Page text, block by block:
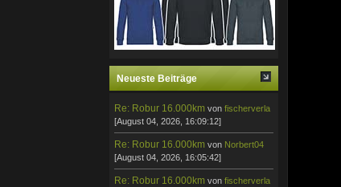
Neueste Beiträge
Re: Robur 16.000km vonfischerverla
[August 04, 2026, 16:09:12]
Re: Robur 16.000km von Norbert04
[August 04, 2026, 16:05:42]
Re: Robur 16.000km vonfischerverla